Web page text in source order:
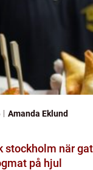
Amanda Eklund
när gatukök
på hjul